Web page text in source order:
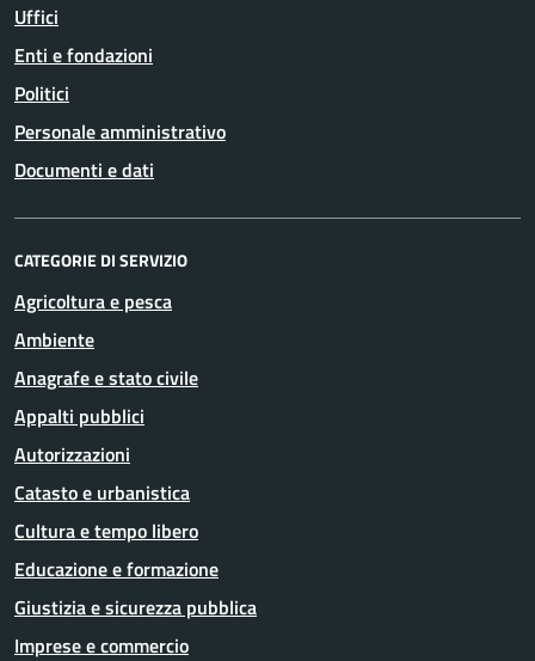
Uffici
Enti e fondazioni
Politici
Personale amministrativo
Documenti e dati
CATEGORIE DI SERVIZIO
Agricoltura e pesca
Ambiente
Anagrafe e stato civile
Appalti pubblici
Autorizzazioni
Catasto e urbanistica
Cultura e tempo libero
Educazione e formazione
Giustizia e sicurezza pubblica
Imprese e commercio